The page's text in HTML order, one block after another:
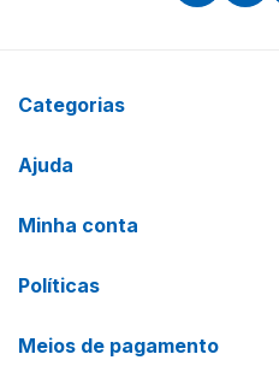
Categorias
Ajuda
Minha conta
Políticas
Meios de pagamento